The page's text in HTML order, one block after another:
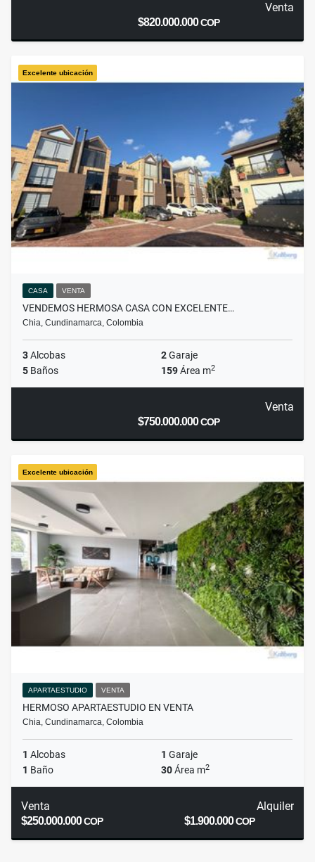
Venta
$820.000.000COP
Excelente ubicación
CASA VENTA
VENDEMOS HERMOSA CASA CON EXCELENTE…
Chia, Cundinamarca, Colombia
3Alcobas 2Garaje
5 Baños 159Área m2
Venta
$750.000.000COP
Excelente ubicación
APARTAESTUDIO VENTA
HERMOSO APARTAESTUDIO EN VENTA
Chia, Cundinamarca, Colombia
1 Alcobas 1 Garaje
1 Baño 30Área m2
Venta
$250.000.000COP
Alquiler
$1.900.000COP